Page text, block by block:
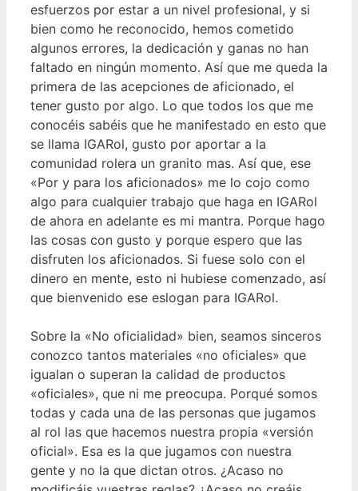
esfuerzos por estar a un nivel profesional, y si
bien como he reconocido, hemos cometido
algunos errores, la dedicación y ganas no han
faltado en ningún momento. Así que me queda la
primera de las acepciones de aficionado, el
tener gusto por algo. Lo que todos los que me
conocéis sabéis que he manifestado en esto que
se llama IGARol, gusto por aportar a la
comunidad rolera un granito mas. Así que, ese
«Por y para los aficionados» me lo cojo como
algo para cualquier trabajo que haga en IGARol
de ahora en adelante es mi mantra. Porque hago
las cosas con gusto y porque espero que las
disfruten los aficionados. Si fuese solo con el
dinero en mente, esto ni hubiese comenzado, así
que bienvenido ese eslogan para IGARol.
Sobre la «No oficialidad» bien, seamos sinceros
conozco tantos materiales «no oficiales» que
igualan o superan la calidad de productos
«oficiales», que ni me preocupa. Porqué somos
todas y cada una de las personas que jugamos
al rol las que hacemos nuestra propia «versión
oficial». Esa es la que jugamos con nuestra
gente y no la que dictan otros. ¿Acaso no